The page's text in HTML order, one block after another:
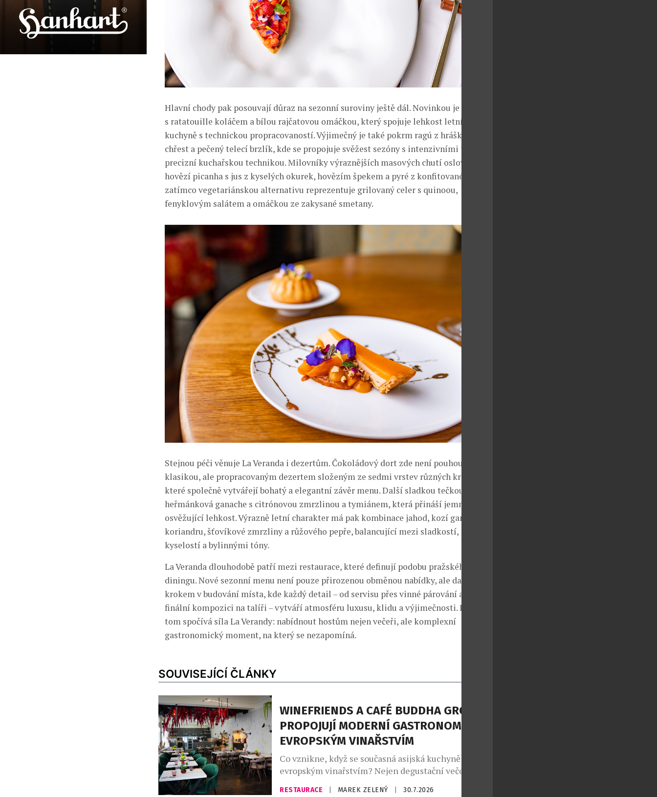
Hlavní chody pak posouvají důraz na sezonní suroviny ještě dál. Novinkou je candát
s ratatouille koláčem a bílou rajčatovou omáčkou, který spojuje lehkost letní
kuchyně s technickou propracovaností. Výjimečný je také pokrm ragú z hrášku,
chřest a pečený telecí brzlík, kde se propojuje svěžest sezóny s intenzivními tóny a
precizní kuchařskou technikou. Milovníky výraznějších masových chutí osloví
hovězí picanha s jus z kyselých okurek, hovězím špekem a pyré z konfitované cibule,
zatímco vegetariánskou alternativu reprezentuje grilovaný celer s quinoou,
fenyklovým salátem a omáčkou ze zakysané smetany.
Stejnou péči věnuje La Veranda i dezertům. Čokoládový dort zde není pouhou
klasikou, ale propracovaným dezertem složeným ze sedmi vrstev různých krémů,
které společně vytvářejí bohatý a elegantní závěr menu. Další sladkou tečkou je
heřmánková ganache s citrónovou zmrzlinou a tymiánem, která přináší jemnost i
osvěžující lehkost. Výrazně letní charakter má pak kombinace jahod, kozí ganache,
koriandru, šťovíkové zmrzliny a růžového pepře, balancující mezi sladkostí,
kyselostí a bylinnými tóny.
La Veranda dlouhodobě patří mezi restaurace, které definují podobu pražského fine
diningu. Nové sezonní menu není pouze přirozenou obměnou nabídky, ale dalším
krokem v budování místa, kde každý detail – od servisu přes vinné párování až po
finální kompozici na talíři – vytváří atmosféru luxusu, klidu a výjimečnosti. Právě v
tom spočívá síla La Verandy: nabídnout hostům nejen večeři, ale komplexní
gastronomický moment, na který se nezapomíná.
SOUVISEJÍCÍ ČLÁNKY
WINEFRIENDS A CAFÉ BUDDHA GROUP
PROPOJUJÍ MODERNÍ GASTRONOMII S
EVROPSKÝM VINAŘSTVÍM
Co vznikne, když se současná asijská kuchyně potká s
evropským vinařstvím? Nejen degustační večeře, ale
série výjimečných večerů, které zvou hosty na cestu
RESTAURACE MAREK ZELENÝ 30.7.2026